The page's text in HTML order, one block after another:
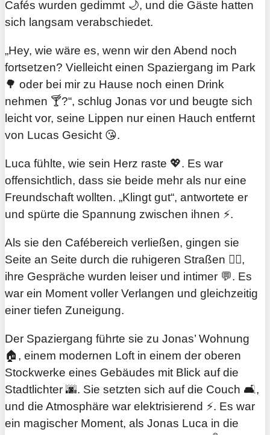
Cafés wurden gedimmt 🌙, und die Gäste hatten
sich langsam verabschiedet.
„Hey, wie wäre es, wenn wir den Abend noch
fortsetzen? Vielleicht einen Spaziergang im Park
🌳 oder bei mir zu Hause noch einen Drink
nehmen 🍸?“, schlug Jonas vor und beugte sich
leicht vor, seine Lippen nur einen Hauch entfernt
von Lucas Gesicht 😘.
Luca fühlte, wie sein Herz raste 💖. Es war
offensichtlich, dass sie beide mehr als nur eine
Freundschaft wollten. „Klingt gut“, antwortete er
und spürte die Spannung zwischen ihnen ⚡.
Als sie den Cafébereich verließen, gingen sie
Seite an Seite durch die ruhigeren Straßen 🚶‍♂️,
ihre Gespräche wurden leiser und intimer 💬. Es
war ein Moment voller Verlangen und gleichzeitig
einer tiefen Zuneigung.
Der Spaziergang führte sie zu Jonas’ Wohnung
🏠, einem modernen Loft in einem der oberen
Stockwerke eines Gebäudes mit Blick auf die
Stadtlichter 🌆. Sie setzten sich auf die Couch 🛋️,
und die Atmosphäre war elektrisierend ⚡. Es war
ein magischer Moment, als Jonas Luca in die